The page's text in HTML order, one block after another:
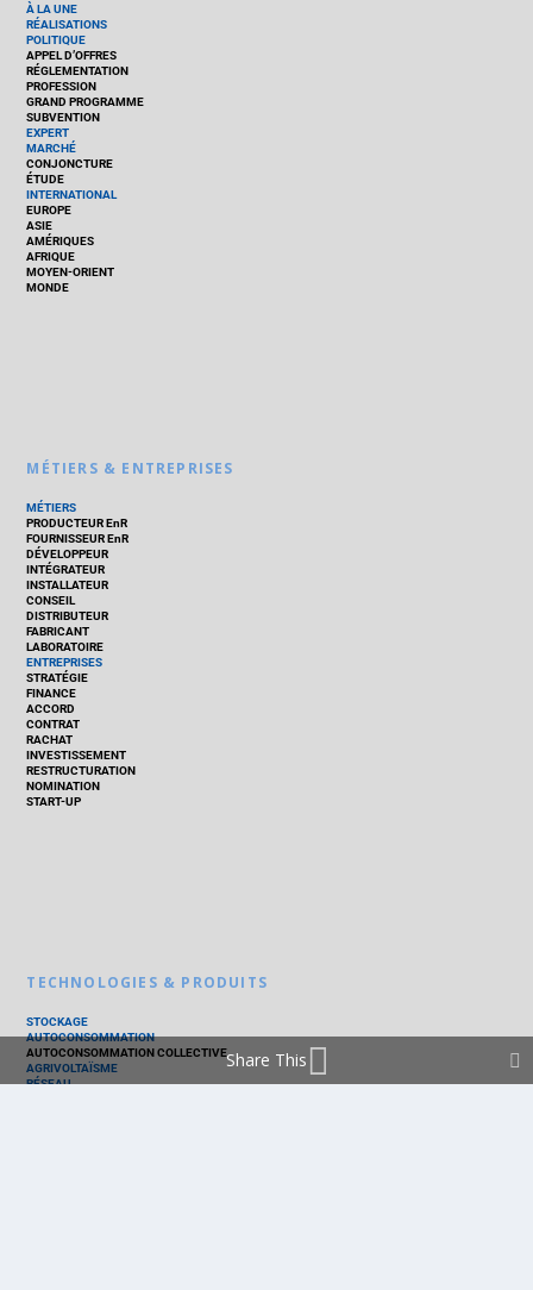
À LA UNE
RÉALISATIONS
POLITIQUE
APPEL D’OFFRES
RÉGLEMENTATION
PROFESSION
GRAND PROGRAMME
SUBVENTION
EXPERT
MARCHÉ
CONJONCTURE
ÉTUDE
INTERNATIONAL
EUROPE
ASIE
AMÉRIQUES
AFRIQUE
MOYEN-ORIENT
MONDE
MÉTIERS & ENTREPRISES
MÉTIERS
PRODUCTEUR EnR
FOURNISSEUR EnR
DÉVELOPPEUR
INTÉGRATEUR
INSTALLATEUR
CONSEIL
DISTRIBUTEUR
FABRICANT
LABORATOIRE
ENTREPRISES
STRATÉGIE
FINANCE
ACCORD
CONTRAT
RACHAT
INVESTISSEMENT
RESTRUCTURATION
NOMINATION
START-UP
TECHNOLOGIES & PRODUITS
STOCKAGE
AUTOCONSOMMATION
AUTOCONSOMMATION COLLECTIVE
AGRIVOLTAÏSME
RÉSEAU
Share This